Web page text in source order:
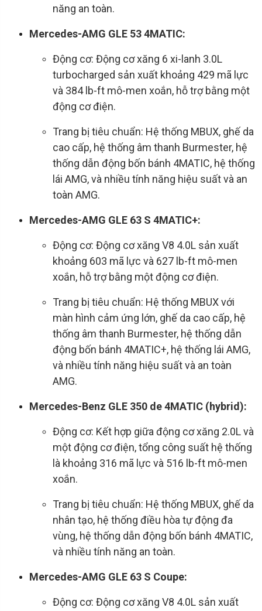
năng an toàn.
Mercedes-AMG GLE 53 4MATIC:
Động cơ: Động cơ xăng 6 xi-lanh 3.0L
turbocharged sản xuất khoảng 429 mã lực
và 384 lb-ft mô-men xoắn, hỗ trợ bằng một
động cơ điện.
Trang bị tiêu chuẩn: Hệ thống MBUX, ghế da
cao cấp, hệ thống âm thanh Burmester, hệ
thống dẫn động bốn bánh 4MATIC, hệ thống
lái AMG, và nhiều tính năng hiệu suất và an
toàn AMG.
Mercedes-AMG GLE 63 S 4MATIC+:
Động cơ: Động cơ xăng V8 4.0L sản xuất
khoảng 603 mã lực và 627 lb-ft mô-men
xoắn, hỗ trợ bằng một động cơ điện.
Trang bị tiêu chuẩn: Hệ thống MBUX với
màn hình cảm ứng lớn, ghế da cao cấp, hệ
thống âm thanh Burmester, hệ thống dẫn
động bốn bánh 4MATIC+, hệ thống lái AMG,
và nhiều tính năng hiệu suất và an toàn
AMG.
Mercedes-Benz GLE 350 de 4MATIC (hybrid):
Động cơ: Kết hợp giữa động cơ xăng 2.0L và
một động cơ điện, tổng công suất hệ thống
là khoảng 316 mã lực và 516 lb-ft mô-men
xoắn.
Trang bị tiêu chuẩn: Hệ thống MBUX, ghế da
nhân tạo, hệ thống điều hòa tự động đa
vùng, hệ thống dẫn động bốn bánh 4MATIC,
và nhiều tính năng an toàn.
Mercedes-AMG GLE 63 S Coupe:
Động cơ: Động cơ xăng V8 4.0L sản xuất